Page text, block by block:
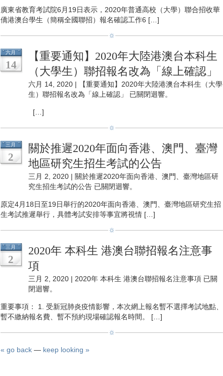
廣東省教育考試院6月19日表示，2020年普通高校（大學）聯合招收華
僑港澳台學生（簡稱全國聯招）報名確認工作6 […]
六月
14
【重要通知】2020年大陸港澳台本科生
（大學生）聯招報名改為「線上確認」
六月 14, 2020 |
【重要通知】2020年大陸港澳台本科生（大學
生）聯招報名改為「線上確認」
已關閉迴響。
[…]
三月
2
關於推遲2020年面向香港、澳門、臺灣
地區研究生招生考試的公告
三月 2, 2020 | 關於推遲2020年面向香港、澳門、臺灣地區研
究生招生考試的公告 已關閉迴響。
原定4月18日至19日舉行的2020年面向香港、澳門、臺灣地區研究生招
生考試推遲舉行，具體考試安排等事宜將視情 […]
三月
2
2020年 本科生 港澳台聯招報名注意事
項
三月 2, 2020 | 2020年 本科生 港澳台聯招報名注意事項 已關
閉迴響。
重要事項： 1. 受新冠肺炎疫情影響，本次網上報名暫不選擇考試地點、
暫不繳納報名費、暫不預約現場確認報名時間。 […]
« go back — keep looking »